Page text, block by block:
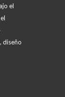
el
diseño